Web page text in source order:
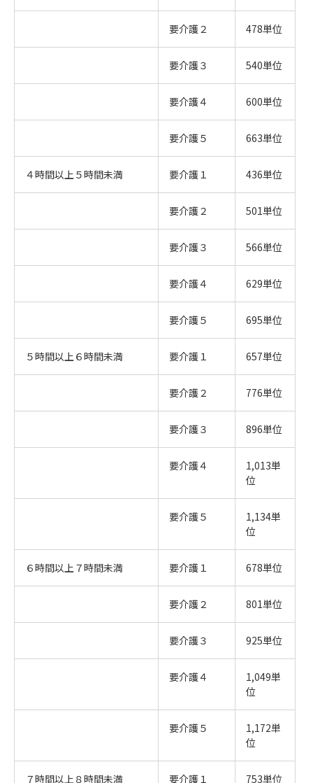
要介護２ 478単位
要介護３ 540単位
要介護４ 600単位
要介護５ 663単位
４時間以上５時間未満 要介護１ 436単位
要介護２ 501単位
要介護３ 566単位
要介護４ 629単位
要介護５ 695単位
５時間以上６時間未満 要介護１ 657単位
要介護２ 776単位
要介護３ 896単位
要介護４
1,013単
位
要介護５
1,134単
位
６時間以上７時間未満 要介護１ 678単位
要介護２ 801単位
要介護３ 925単位
要介護４
1,049単
位
要介護５
1,172単
位
７時間以上８時間未満 要介護１ 753単位